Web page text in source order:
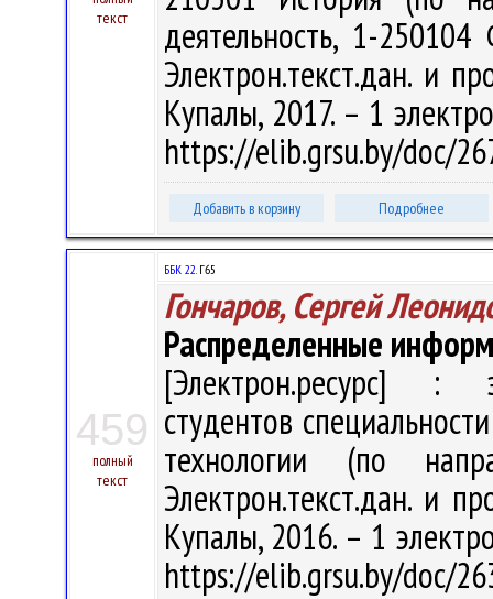
текст
деятельность, 1-
Электрон.текст.дан. и
Купалы, 2017. – 1
https://elib.grsu.by/doc/
Добавить в корзину Подробнее
459
полный
текст
ББК 22.Г65
Гончаров, Сергей
Распределенные
[Электрон.ресурс] :
студентов
технологии (по
Электрон.текст.дан. и
Купалы, 2016. – 1
https://elib.grsu.by/doc/